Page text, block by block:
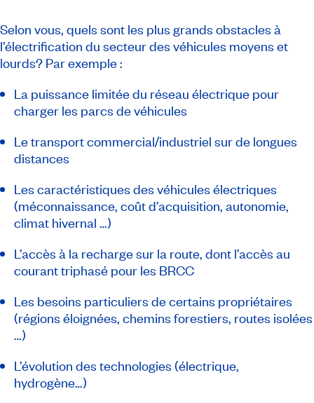
Selon vous, quels sont les plus grands obstacles à
l’électrification du secteur des véhicules moyens et
lourds? Par exemple :
La puissance limitée du réseau électrique pour
charger les parcs de véhicules
Le transport commercial/industriel sur de longues
distances
Les caractéristiques des véhicules électriques
(méconnaissance, coût d’acquisition, autonomie,
climat hivernal …)
L’accès à la recharge sur la route, dont l’accès au
courant triphasé pour les BRCC
Les besoins particuliers de certains propriétaires
(régions éloignées, chemins forestiers, routes isolées
…)
L’évolution des technologies (électrique,
hydrogène…)